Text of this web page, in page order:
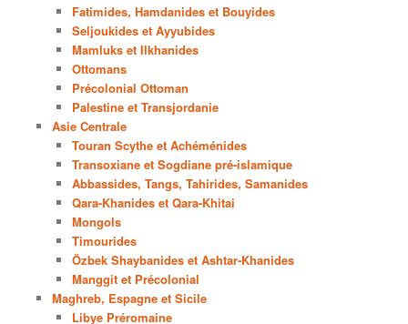
Fatimides, Hamdanides et Bouyides
Seljoukides et Ayyubides
Mamluks et Ilkhanides
Ottomans
Précolonial Ottoman
Palestine et Transjordanie
Asie Centrale
Touran Scythe et Achéménides
Transoxiane et Sogdiane pré-islamique
Abbassides, Tangs, Tahirides, Samanides
Qara-Khanides et Qara-Khitai
Mongols
Timourides
Özbek Shaybanides et Ashtar-Khanides
Manggit et Précolonial
Maghreb, Espagne et Sicile
Libye Préromaine